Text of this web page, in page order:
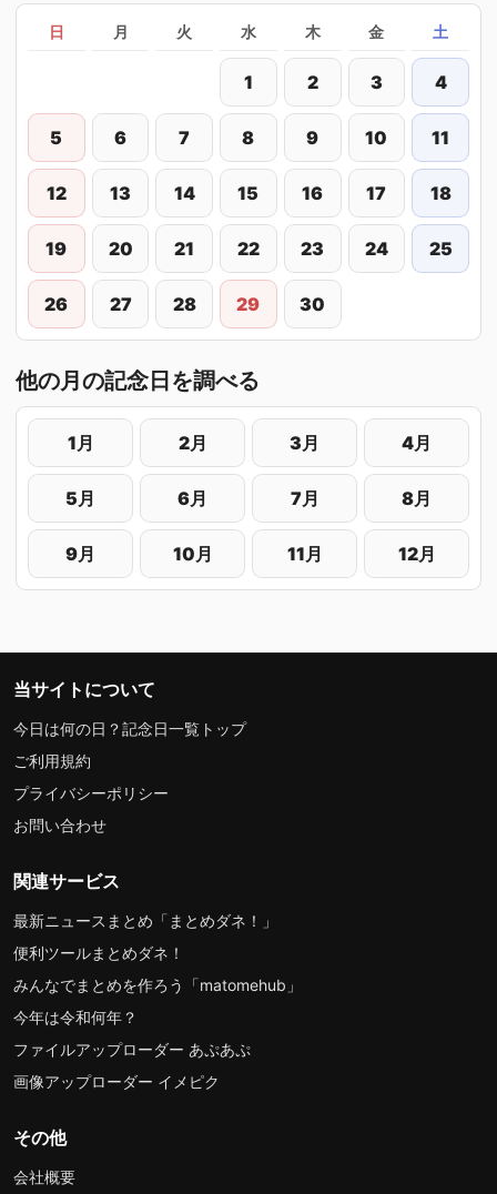
日 月 火 水 木 金 土
1 2 3 4
5 6 7 8 9 10 11
12 13 14 15 16 17 18
19 20 21 22 23 24 25
26 27 28 29 30
他の月の記念日を調べる
1月 2月 3月 4月
5月 6月 7月 8月
9月 10月 11月 12月
当サイトについて
今日は何の日？記念日一覧トップ
ご利用規約
プライバシーポリシー
お問い合わせ
関連サービス
最新ニュースまとめ「まとめダネ！」
便利ツールまとめダネ！
みんなでまとめを作ろう「matomehub」
今年は令和何年？
ファイルアップローダー あぷあぷ
画像アップローダー イメピク
その他
会社概要